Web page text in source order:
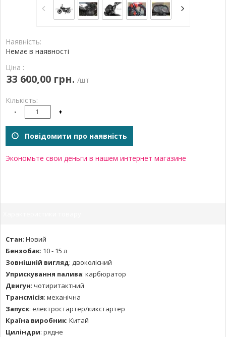
Наявність:
Немає в наявності
Ціна :
33 600,00 грн. /шт
Кількість:
- +
Повідомити про наявність
Экономьте свои деньги в нашем интернет магазине
Стан: Новий
Бензобак: 10 - 15 л
Зовнішній вигляд: двоколісний
Уприскування палива: карбюратор
Двигун: чотиритактний
Трансмісія: механічна
Запуск: електростартер/кикстартер
Країна виробник: Китай
Циліндри: рядне